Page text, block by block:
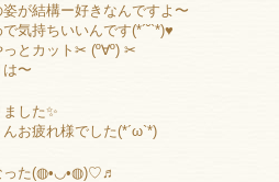
が結構ー好きなんですよ〜
気持ちいいんです(*´˘`*)♥
っとカット✂ (º∀º) ✂
〜
した✨
んお疲れ様でした(*´ω`*)
った(◍•◡•◍)♡♬